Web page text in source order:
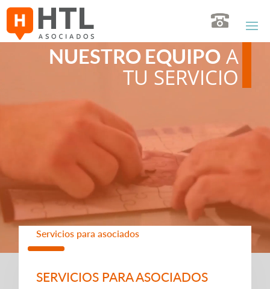
NUESTRO EQUIPO A
TU SERVICIO
Servicios para asociados
SERVICIOS PARA ASOCIADOS